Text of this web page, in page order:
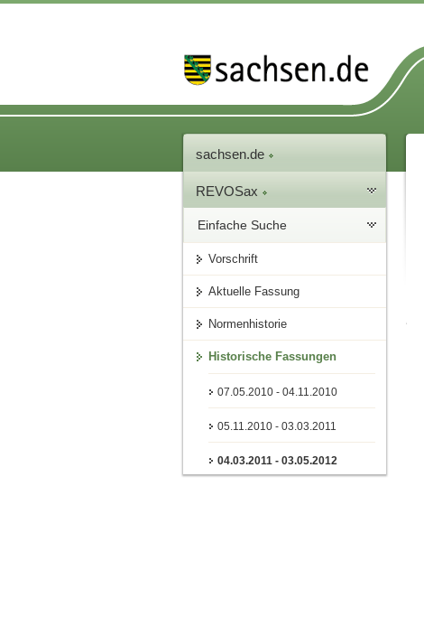
sachsen.de
REVOSax
Einfache Suche
Vorschrift
Aktuelle Fassung
Normenhistorie
Historische Fassungen
07.05.2010 - 04.11.2010
05.11.2010 - 03.03.2011
04.03.2011 - 03.05.2012